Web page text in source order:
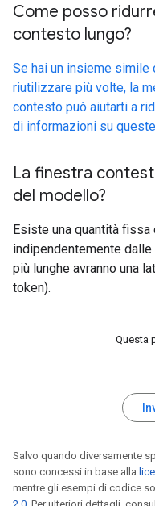
Come posso
contesto lungo?
Se hai un insieme
riutilizzare più volte, la
contesto può aiutarti a
di informazioni su
La finestra
del modello?
Esiste una quantità
indipendentemente
più lunghe avranno una
token).
Questa
Salvo quando diversamente
sono concessi in base alla
mentre gli esempi di codice